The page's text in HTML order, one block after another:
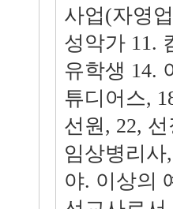
사업(자영
성악가 11.
유학생 14.
튜디어스,
선원, 22,
임상병리사
야. 이상의